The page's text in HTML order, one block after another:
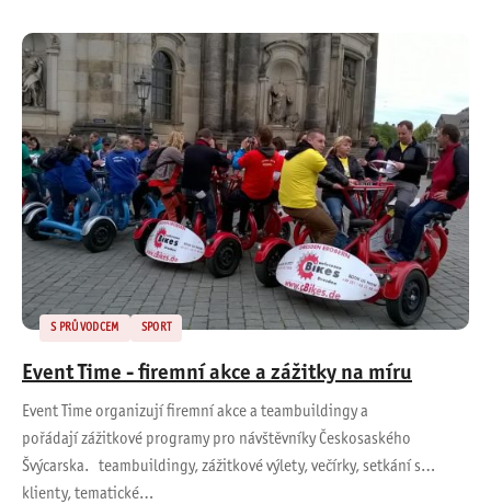
S PRŮVODCEM SPORT
Event Time - firemní akce a zážitky na míru
Event Time organizují firemní akce a teambuildingy a
pořádají zážitkové programy pro návštěvníky Českosaského
Švýcarska. teambuildingy, zážitkové výlety, večírky, setkání s
klienty, tematické…